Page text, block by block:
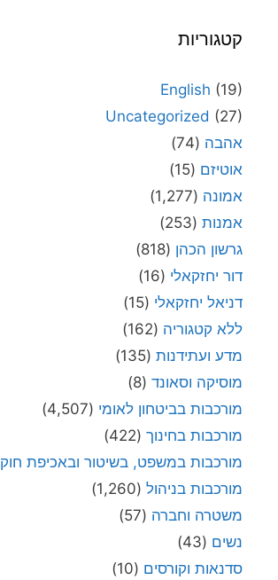
קטגוריות
English (19)
Uncategorized (27)
אהבה (74)
אוטיזם (15)
אמונה (1,277)
אמנות (253)
גרשון הכהן (818)
דור יחזקאלי (16)
דניאל יחזקאלי (15)
ללא קטגוריה (162)
מדע ועתידנות (135)
מוסיקה וסאונד (8)
מורכבות בביטחון לאומי (4,507)
מורכבות בחינוך (422)
מורכבות במשפט, בשיטור ובאכיפת חוק
מורכבות בניהול (1,260)
משטרה וחברה (57)
נשים (43)
סדנאות וקורסים (10)